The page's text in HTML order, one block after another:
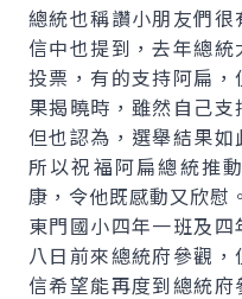
總統也稱讚小朋友們
信中也提到，去年總
投票，有的支持阿扁
果揭曉時，雖然自己支
但也認為，選舉結果如
所以祝福阿扁總統推
康，令他既感動又欣慰。
東門國小四年一班及
八日前來總統府參觀
信希望能再度到總統